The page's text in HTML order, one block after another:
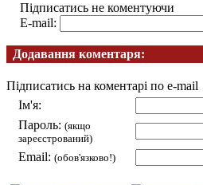
Підписатись не коментуючи
E-mail:
Додавання коментаря:
Підписатись на коментарі по e-mail
Ім'я:
Пароль: (якщо
зареєстрований)
Email: (обов'язково!)